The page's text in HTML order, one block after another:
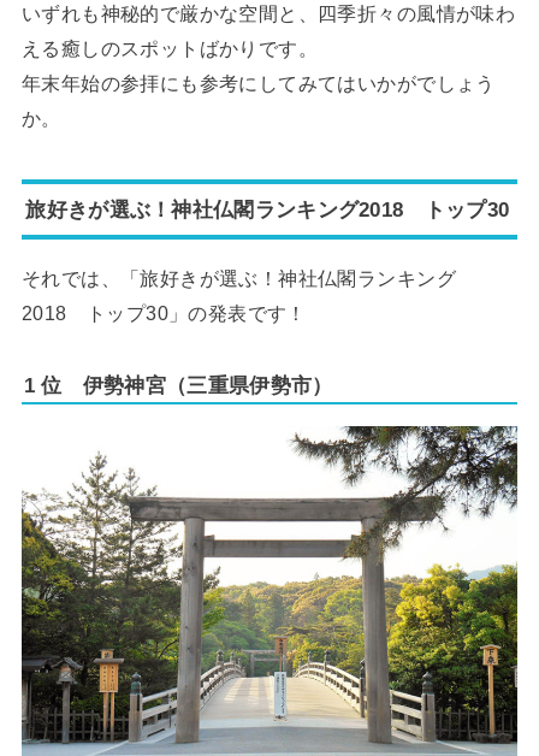
いずれも神秘的で厳かな空間と、四季折々の風情が味わ
える癒しのスポットばかりです。
年末年始の参拝にも参考にしてみてはいかがでしょう
か。
旅好きが選ぶ！神社仏閣ランキング2018 トップ30
それでは、「旅好きが選ぶ！神社仏閣ランキング
2018 トップ30」の発表です！
1 位 伊勢神宮（三重県伊勢市）